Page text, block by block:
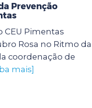
Prevenção
Pimentas
Rosa no Ritmo da
coordenação de
mais]